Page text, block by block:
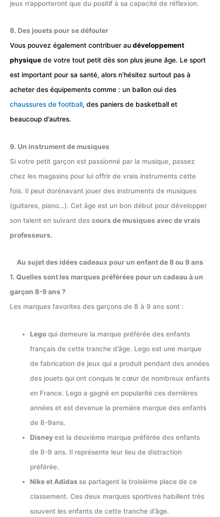
jeux n’apporteront que du positif à sa capacité de réflexion.
8. Des jouets pour se défouler
Vous pouvez également contribuer audéveloppement
physique de votre tout petit dès son plus jeune âge. Le sport
est important pour sa santé, alors n’hésitez surtout pas à
acheter des équipements comme : un ballon oui des
chaussures de football, des paniers de basketball et
beaucoup d’autres.
9. Un instrument de musiques
Si votre petit garçon est passionné par la musique, passez
chez les magasins pour lui offrir de vrais instruments cette
fois. Il peut dorénavant jouer des instruments de musiques
(guitares, piano…). Cet âge est un bon début pour développer
son talent en suivant des cours de musiques avec de vrais
professeurs.
Au sujet des idées cadeaux pour un enfant de 8 ou 9 ans
1. Quelles sont les marques préférées pour un cadeau à un
garçon 8-9 ans ?
Les marques favorites des garçons de 8 à 9 ans sont :
Lego qui demeure la marque préférée des enfants
français de cette tranche d’âge. Lego est une marque
de fabrication de jeux qui a produit pendant des années
des jouets qui ont conquis le cœur de nombreux enfants
en France. Lego a gagné en popularité ces dernières
années et est devenue la première marque des enfants
de 8-9ans.
Disneyest la deuxième marque préférée des enfants
de 8-9 ans. Il représente leur lieu de distraction
préférée.
Nike et Adidas se partagent la troisième place de ce
classement. Ces deux marques sportives habillent très
souvent les enfants de cette tranche d’âge.